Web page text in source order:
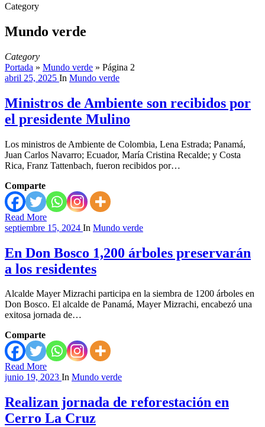
Category
Mundo verde
Category
Portada » Mundo verde » Página 2
abril 25, 2025 In Mundo verde
Ministros de Ambiente son recibidos por
el presidente Mulino
Los ministros de Ambiente de Colombia, Lena Estrada; Panamá,
Juan Carlos Navarro; Ecuador, María Cristina Recalde; y Costa
Rica, Franz Tattenbach, fueron recibidos por…
Comparte
Read More
septiembre 15, 2024 In Mundo verde
En Don Bosco 1,200 árboles preservarán
a los residentes
Alcalde Mayer Mizrachi participa en la siembra de 1200 árboles en
Don Bosco. El alcalde de Panamá, Mayer Mizrachi, encabezó una
exitosa jornada de…
Comparte
Read More
junio 19, 2023 In Mundo verde
Realizan jornada de reforestación en
Cerro La Cruz